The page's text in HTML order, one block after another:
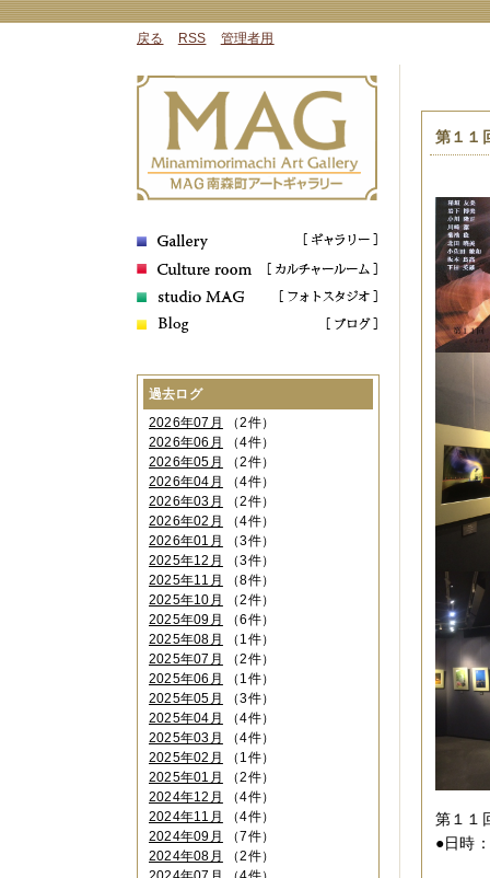
戻る RSS 管理者用
第１１
第１１
●日時
過去ログ
2026年07月
（2件）
2026年06月
（4件）
2026年05月
（2件）
2026年04月
（4件）
2026年03月
（2件）
2026年02月
（4件）
2026年01月
（3件）
2025年12月
（3件）
2025年11月
（8件）
2025年10月
（2件）
2025年09月
（6件）
2025年08月
（1件）
2025年07月
（2件）
2025年06月
（1件）
2025年05月
（3件）
2025年04月
（4件）
2025年03月
（4件）
2025年02月
（1件）
2025年01月
（2件）
2024年12月
（4件）
2024年11月
（4件）
2024年09月
（7件）
2024年08月
（2件）